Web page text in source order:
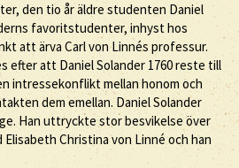
den tio år äldre studenten Daniel
favoritstudenter, inhyst hos
att ärva Carl von Linnés professur.
efter att Daniel Solander 1760 reste till
intressekonflikt mellan honom och
dem emellan. Daniel Solander
Han uttryckte stor besvikelse över
Christina von Linné och han